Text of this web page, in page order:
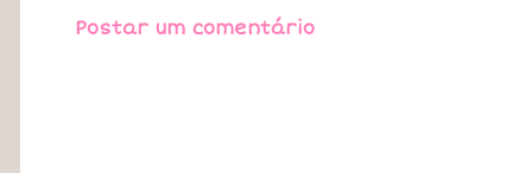
Postar um comentário